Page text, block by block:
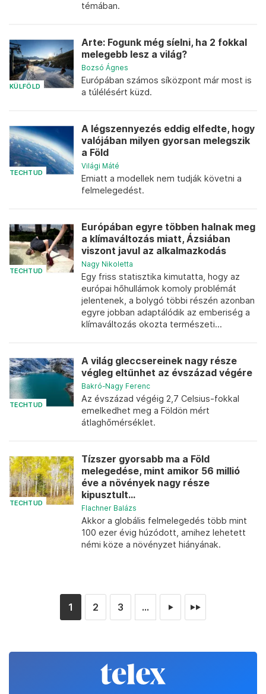
témában.
KÜLFÖLD
Arte: Fogunk még síelni, ha 2 fokkal
melegebb lesz a világ?
Bozsó Ágnes
Európában számos síközpont már most is
a túlélésért küzd.
TECHTUD
A légszennyezés eddig elfedte, hogy
valójában milyen gyorsan melegszik
a Föld
Világi Máté
Emiatt a modellek nem tudják követni a
felmelegedést.
TECHTUD
Európában egyre többen halnak meg
a klímaváltozás miatt, Ázsiában
viszont javul az alkalmazkodás
Nagy Nikoletta
Egy friss statisztika kimutatta, hogy az
európai hőhullámok komoly problémát
jelentenek, a bolygó többi részén azonban
egyre jobban adaptálódik az emberiség a
klímaváltozás okozta természeti...
TECHTUD
A világ gleccsereinek nagy része
végleg eltűnhet az évszázad végére
Bakró-Nagy Ferenc
Az évszázad végéig 2,7 Celsius-fokkal
emelkedhet meg a Földön mért
átlaghőmérséklet.
TECHTUD
Tízszer gyorsabb ma a Föld
melegedése, mint amikor 56 millió
éve a növények nagy része
kipusztult...
Flachner Balázs
Akkor a globális felmelegedés több mint
100 ezer évig húzódott, amihez lehetett
némi köze a növényzet hiányának.
1 2 3 ... ► ►►